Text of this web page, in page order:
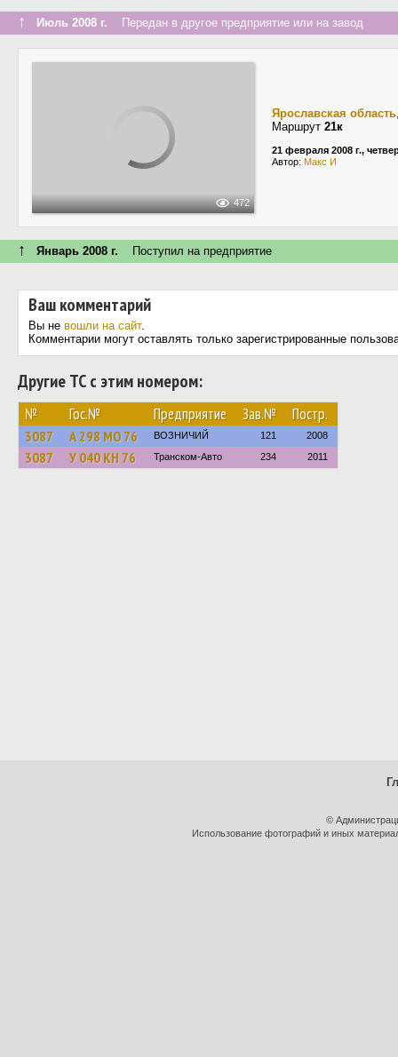
↑ Июль 2008 г. Передан в другое предприятие или на завод
472
Ярославская область
Маршрут 21к
21 февраля 2008 г.,
Автор: Макс И
↑ Январь 2008 г. Поступил на предприятие
Ваш комментарий
Вы не вошли на сайт.
Комментарии могут оставлять только зарегистрированные
Другие ТС с этим номером:
№ Гос.№ Предприятие Зав.№ Постр.
3087 А 298 МО 76 ВОЗНИЧИЙ 121 2008
3087 У 040 КН 76 Транском-Авто 234 2011
©
Использование фотографий и иных